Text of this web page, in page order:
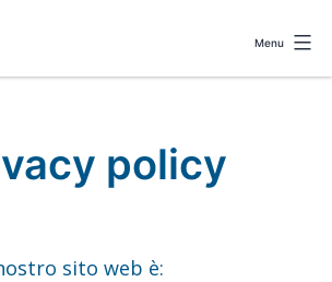
Menu
policy
sito web è: